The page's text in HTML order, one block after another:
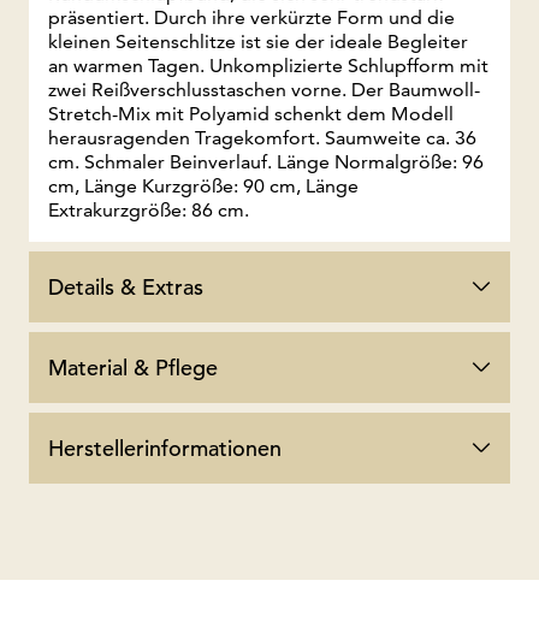
präsentiert. Durch ihre verkürzte Form und die
kleinen Seitenschlitze ist sie der ideale Begleiter
an warmen Tagen. Unkomplizierte Schlupfform mit
zwei Reißverschlusstaschen vorne. Der Baumwoll-
Stretch-Mix mit Polyamid schenkt dem Modell
herausragenden Tragekomfort. Saumweite ca. 36
cm. Schmaler Beinverlauf. Länge Normalgröße: 96
cm, Länge Kurzgröße: 90 cm, Länge
Extrakurzgröße: 86 cm.
Details & Extras
Material & Pflege
Herstellerinformationen